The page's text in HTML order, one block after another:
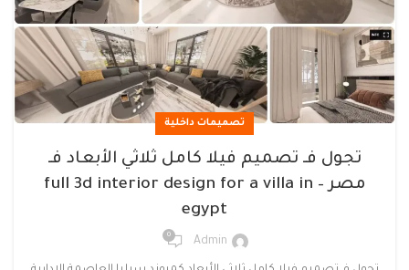
تصميمات داخلية
تجول فـ تصميم فيلا كامل ثلاثي الأبعاد فـ
مصر – full 3d interior design for a villa in
egypt
Admin
0